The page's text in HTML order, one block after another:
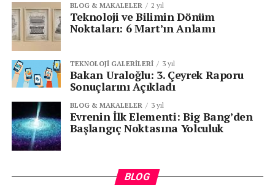
BLOG & MAKALELER 2 yıl
Teknoloji ve Bilimin Dönüm
Noktaları: 6 Mart’ın Anlamı
TEKNOLOJI GALERILERI 3 yıl
Bakan Uraloğlu: 3. Çeyrek Raporu
Sonuçlarını Açıkladı
BLOG & MAKALELER 3 yıl
Evrenin İlk Elementi: Big Bang’den
Başlangıç Noktasına Yolculuk
BLOG